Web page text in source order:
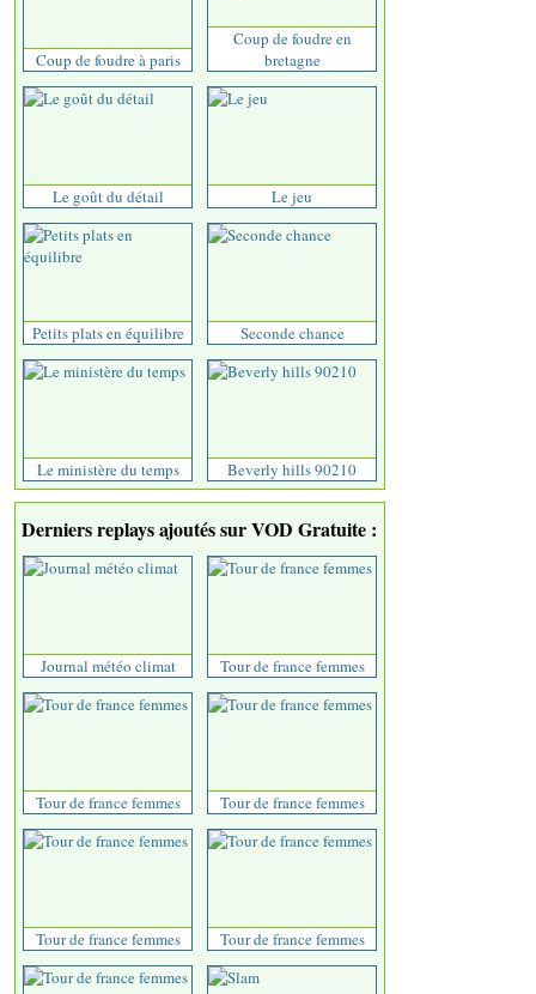
Coup de foudre à paris
Coup de foudre en
bretagne
Le goût du détail Le jeu
Petits plats en équilibre Seconde chance
Le ministère du temps Beverly hills 90210
Derniers replays ajoutés sur VOD Gratuite :
Journal météo climat Tour de france femmes
Tour de france femmes Tour de france femmes
Tour de france femmes Tour de france femmes